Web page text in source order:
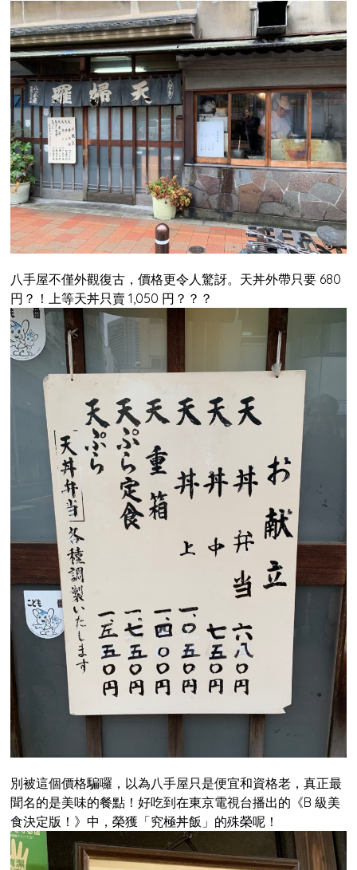
八手屋不僅外觀復古，價格更令人驚訝。天丼外帶只要 680
円？！上等天丼只賣 1,050 円？？？
別被這個價格騙囉，以為八手屋只是便宜和資格老，真正最
聞名的是美味的餐點！好吃到在東京電視台播出的《B 級美
食決定版！》中，榮獲「究極丼飯」的殊榮呢！